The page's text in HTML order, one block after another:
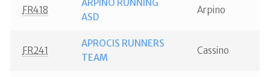
FR418
ARPINO RUNNING
ASD
Arpino
FR241
APROCIS RUNNERS
TEAM
Cassino